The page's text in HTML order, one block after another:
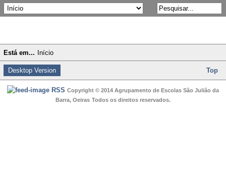
Está em... Início
Desktop Version Top
RSS Copyright © 2014 Agrupamento de Escolas São Julião da
Barra, Oeiras Todos os direitos reservados.